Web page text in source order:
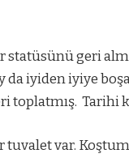
statüsünü geri
da iyiden iyiye
toplatmış. Tarihi
tuvalet var.